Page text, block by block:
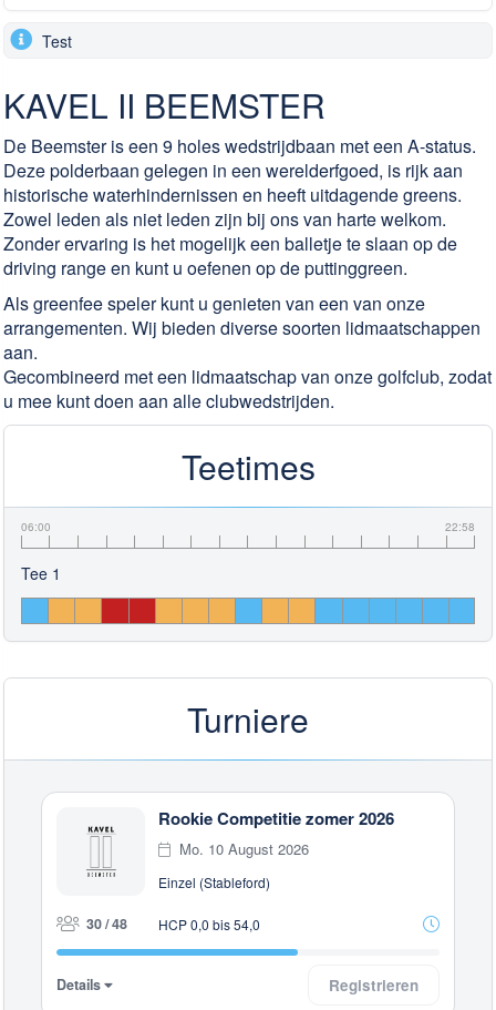
Test
KAVEL II BEEMSTER
De Beemster is een 9 holes wedstrijdbaan met een A-status.
Deze polderbaan gelegen in een werelderfgoed, is rijk aan
historische waterhindernissen en heeft uitdagende greens.
Zowel leden als niet leden zijn bij ons van harte welkom.
Zonder ervaring is het mogelijk een balletje te slaan op de
driving range en kunt u oefenen op de puttinggreen.
Als greenfee speler kunt u genieten van een van onze
arrangementen. Wij bieden diverse soorten lidmaatschappen
aan.
Gecombineerd met een lidmaatschap van onze golfclub, zodat
u mee kunt doen aan alle clubwedstrijden.
Teetimes
06:00 22:58
Tee 1
Turniere
Rookie Competitie zomer 2026
Mo. 10 August 2026
Einzel (Stableford)
30 / 48 HCP 0,0 bis 54,0
Details Registrieren